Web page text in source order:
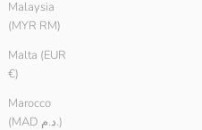
Malaysia
(MYR RM)
Malta (EUR
€)
Marocco
(MAD د.م.)